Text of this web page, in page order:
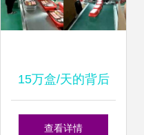
15万盒/天的背后
网红火锅贴牌工厂
查看详情